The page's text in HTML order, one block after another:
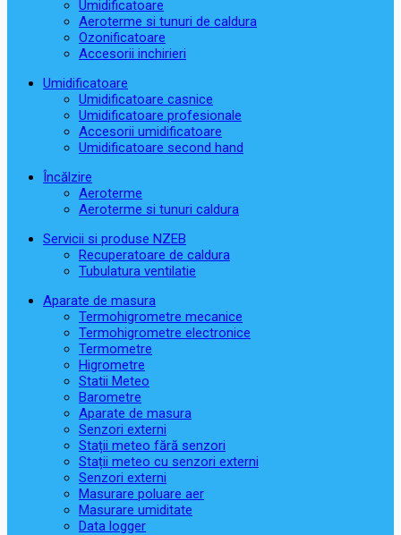
Umidificatoare
Aeroterme si tunuri de caldura
Ozonificatoare
Accesorii inchirieri
Umidificatoare
Umidificatoare casnice
Umidificatoare profesionale
Accesorii umidificatoare
Umidificatoare second hand
Încălzire
Aeroterme
Aeroterme si tunuri caldura
Servicii si produse NZEB
Recuperatoare de caldura
Tubulatura ventilatie
Aparate de masura
Termohigrometre mecanice
Termohigrometre electronice
Termometre
Higrometre
Statii Meteo
Barometre
Aparate de masura
Senzori externi
Stații meteo fără senzori
Stații meteo cu senzori externi
Senzori externi
Masurare poluare aer
Masurare umiditate
Data logger